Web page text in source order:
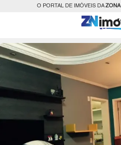
O PORTAL DE IMÓVEIS DA